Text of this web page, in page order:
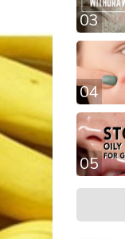
03
04
05